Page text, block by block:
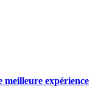
expérience